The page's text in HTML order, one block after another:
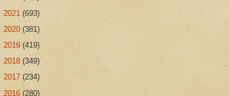
2021 (693)
2020 (381)
2019 (419)
2018 (349)
2017 (234)
2016 (280)